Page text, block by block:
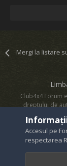
Mergi la listare
Club4x4 Forum
dreptului de
Accesul pe
respectarea